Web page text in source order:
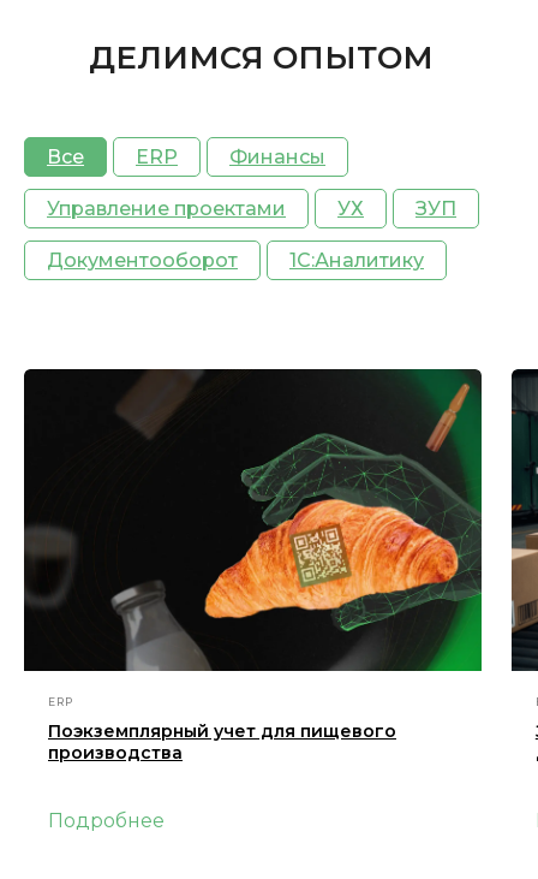
ДЕЛИМСЯ ОПЫТОМ
Все ERP Финансы
Управление проектами УХ ЗУП
Документооборот 1С:Аналитику
ERP
Поэкземплярный учет для пищевого
производства
Подробнее